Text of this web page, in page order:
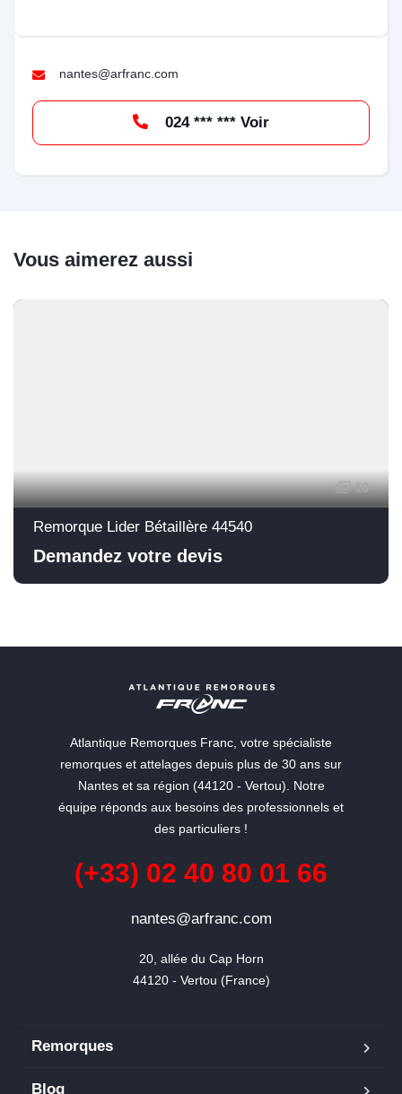
nantes@arfranc.com
024 *** *** Voir
Vous aimerez aussi
10
Remorque Lider Bétaillère 44540
Demandez votre devis
Atlantique Remorques Franc, votre spécialiste
remorques et attelages depuis plus de 30 ans sur
Nantes et sa région (44120 - Vertou). Notre
équipe réponds aux besoins des professionnels et
des particuliers !
(+33) 02 40 80 01 66
nantes@arfranc.com
20, allée du Cap Horn
44120 - Vertou (France)
Remorques
Blog